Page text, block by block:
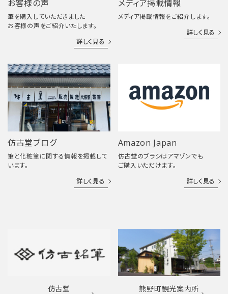
お客様の声
筆を購入していただきました
お客様の声をご紹介いたします。
詳しく見る
メディア掲載情報
メディア掲載情報をご紹介します。
詳しく見る
仿古堂ブログ
筆と化粧筆に関する情報を掲載して
います。
詳しく見る
Amazon Japan
仿古堂のブラシはアマゾンでも
ご購入いただけます。
詳しく見る
仿古堂
熊野町観光案内所